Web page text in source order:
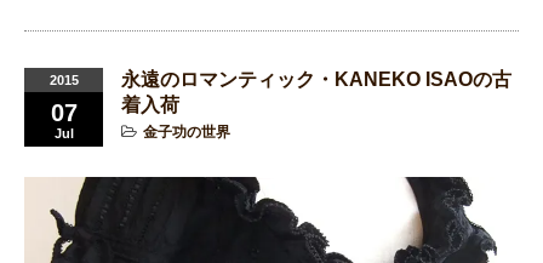
2015
07
Jul
永遠のロマンティック・KANEKO ISAOの古
着入荷
金子功の世界